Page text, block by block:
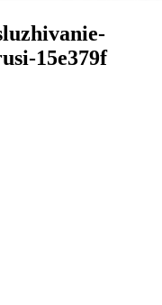
15e379f